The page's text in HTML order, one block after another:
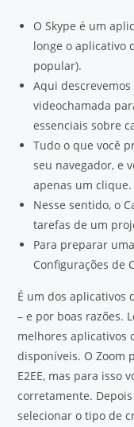
O Skype é um
longe o aplicativo
popular).
Aqui
videochamada
essenciais sobre
Tudo o que você
seu navegador, e
apenas um clique.
Nesse sentido, o
tarefas de um
Para preparar
Configurações de
É um dos aplicativos
– e por boas razões.
melhores aplicativos
disponíveis. O Zoom
E2EE, mas para isso
corretamente.
selecionar o tipo de